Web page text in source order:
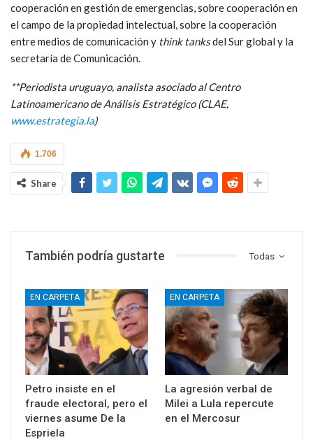
cooperación en gestión de emergencias, sobre cooperación en
el campo de la propiedad intelectual, sobre la cooperación
entre medios de comunicación y think tanksdel Sur global y la
secretaría de Comunicación.
**Periodista uruguayo, analista asociado al Centro
Latinoamericano de Análisis Estratégico (CLAE,
www.estrategia.la)
1.706
Share
Todas
También podría gustarte
EN CARPETA
Petro insiste en el
fraude electoral, pero el
viernes asume De la
Espriela
EN CARPETA
La agresión verbal de
Milei a Lula repercute
en el Mercosur